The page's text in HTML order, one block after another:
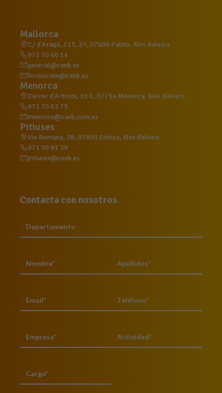
Mallorca
C/ d'Aragó, 215, 2º, 07008 Palma, Illes Balears
971 70 60 14
general@caeb.es
formacion@caeb.es
Menorca
Carrer d'Artrutx, 10 E, 07714 Menorca, Illes Balears
971 35 63 75
menorca@caeb.com.es
Pitiuses
Via Romana, 38, 07800 Eivissa, Illes Balears
971 39 81 39
pitiuses@caeb.es
Contacta con nosotros